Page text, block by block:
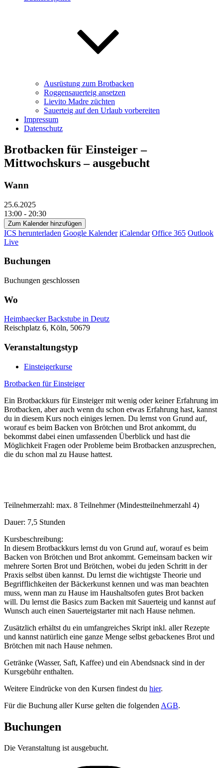
Ausrüstung zum Brotbacken
Roggensauerteig ansetzen
Lievito Madre züchten
Sauerteig auf den Urlaub vorbereiten
Impressum
Datenschutz
Brotbacken für Einsteiger –
Mittwochskurs – ausgebucht
Wann
25.6.2025
13:00 - 20:30
Zum Kalender hinzufügen
ICS herunterladen Google Kalender iCalendar Office 365 Outlook
Live
Buchungen
Buchungen geschlossen
Wo
Heimbaecker Backstube in Deutz
Reischplatz 6, Köln, 50679
Veranstaltungstyp
Einsteigerkurse
Brotbacken für Einsteiger
Ein Brotbackkurs für Einsteiger mit wenig oder keiner Erfahrung im
Brotbacken, aber auch wenn du schon etwas Erfahrung hast, kannst
du in diesem Kurs noch einiges lernen. Du lernst von Grund auf,
worauf es beim Backen von Brötchen und Brot ankommt, du
bekommst dabei einen umfassenden Überblick und hast die
Möglichkeit Fragen oder Probleme beim Brotbacken anzusprechen,
die du schon mal zu Hause hattest.
Teilnehmerzahl: max. 8 Teilnehmer (Mindestteilnehmerzahl 4)
Dauer: 7,5 Stunden
Kursbeschreibung:
In diesem Brotbackkurs lernst du von Grund auf, worauf es beim
Backen von Brötchen und Brot ankommt. Gemeinsam backen wir
mehrere Sorten Brot und Brötchen, wobei du jeden Schritt in der
Praxis selbst üben kannst. Du lernst die wichtigste Theorie und
Begrifflichkeiten der Bäckerkunst kennen und was man beachten
muss, wenn man zu Hause im Haushaltsofen gutes Brot backen
will. Du lernst die Basics zum Backen mit Sauerteig und kannst auf
Wunsch auch einen Sauerteigstarter mit nach Hause nehmen.
Zusätzlich erhältst du ein umfangreiches Skript inkl. aller Rezepte
und kannst natürlich eine ganze Menge selbst gebackenes Brot und
Brötchen mit nach Hause nehmen.
Getränke (Wasser, Saft, Kaffee) und ein Abendsnack sind in der
Kursgebühr enthalten.
Weitere Eindrücke von den Kursen findest du hier.
Für die Buchung aller Kurse gelten die folgenden AGB.
Buchungen
Die Veranstaltung ist ausgebucht.